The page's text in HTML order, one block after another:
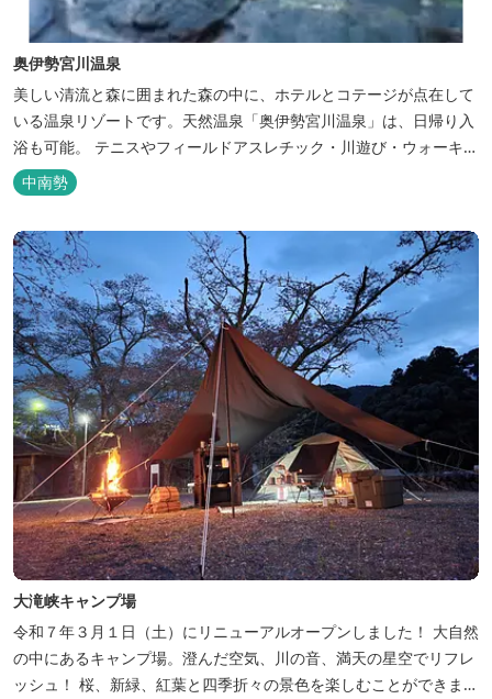
奥伊勢宮川温泉
美しい清流と森に囲まれた森の中に、ホテルとコテージが点在して
いる温泉リゾートです。天然温泉「奥伊勢宮川温泉」は、日帰り入
浴も可能。 テニスやフィールドアスレチック・川遊び・ウォーキン
グ・山登りの後は、岩風呂風の露天風呂と地元産季節の野草を月替
メニューの野草風呂と打たせ湯で思いっきりリフレッシュしてくだ
さい。 森林浴に温泉浴でネイチャーセラピーしませんか。
中南勢
大滝峡キャンプ場
令和７年３月１日（土）にリニューアルオープンしました！ 大自然
の中にあるキャンプ場。澄んだ空気、川の音、満天の星空でリフレ
ッシュ！ 桜、新緑、紅葉と四季折々の景色を楽しむことができま